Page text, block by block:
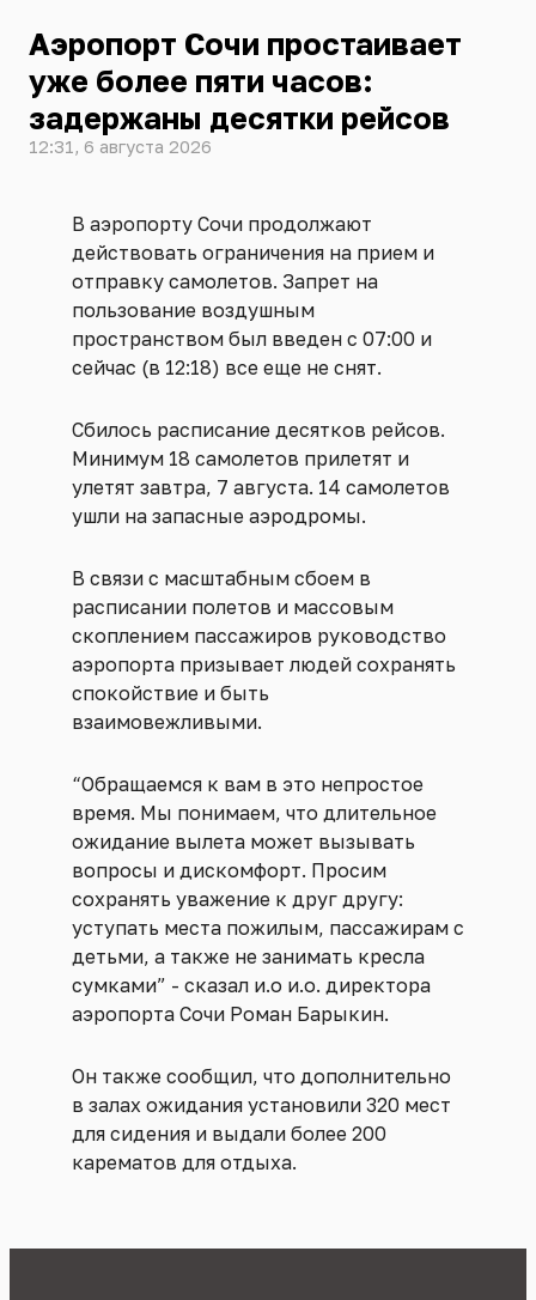
Аэропорт Сочи простаивает
уже более пяти часов:
задержаны десятки рейсов
12:31, 6 августа 2026
В аэропорту Сочи продолжают
действовать ограничения на прием и
отправку самолетов. Запрет на
пользование воздушным
пространством был введен с 07:00 и
сейчас (в 12:18) все еще не снят.
Сбилось расписание десятков рейсов.
Минимум 18 самолетов прилетят и
улетят завтра, 7 августа. 14 самолетов
ушли на запасные аэродромы.
В связи с масштабным сбоем в
расписании полетов и массовым
скоплением пассажиров руководство
аэропорта призывает людей сохранять
спокойствие и быть
взаимовежливыми.
“Обращаемся к вам в это непростое
время. Мы понимаем, что длительное
ожидание вылета может вызывать
вопросы и дискомфорт. Просим
сохранять уважение к друг другу:
уступать места пожилым, пассажирам с
детьми, а также не занимать кресла
сумками” - сказал и.о и.о. директора
аэропорта Сочи Роман Барыкин.
Он также сообщил, что дополнительно
в залах ожидания установили 320 мест
для сидения и выдали более 200
карематов для отдыха.